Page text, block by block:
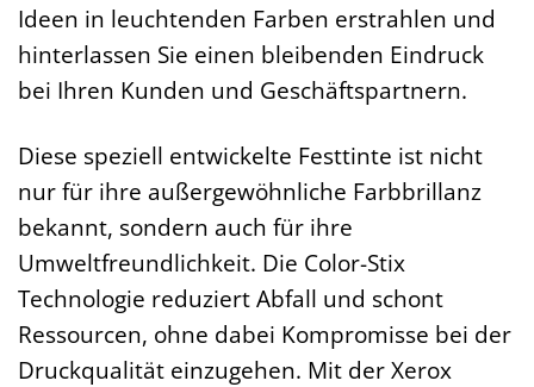
Ideen in leuchtenden Farben erstrahlen und
hinterlassen Sie einen bleibenden Eindruck
bei Ihren Kunden und Geschäftspartnern.
Diese speziell entwickelte Festtinte ist nicht
nur für ihre außergewöhnliche Farbbrillanz
bekannt, sondern auch für ihre
Umweltfreundlichkeit. Die Color-Stix
Technologie reduziert Abfall und schont
Ressourcen, ohne dabei Kompromisse bei der
Druckqualität einzugehen. Mit der Xerox